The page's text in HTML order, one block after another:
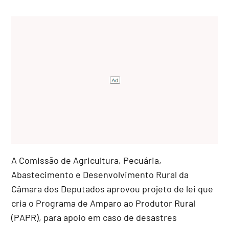
A Comissão de Agricultura, Pecuária,
Abastecimento e Desenvolvimento Rural da
Câmara dos Deputados aprovou projeto de lei que
cria o Programa de Amparo ao Produtor Rural
(PAPR), para apoio em caso de desastres